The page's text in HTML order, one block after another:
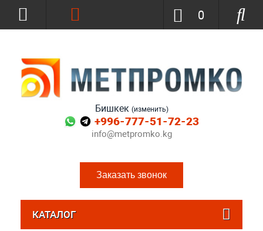
Бишкек (изменить)
+996-777-51-72-23
info@metpromko.kg
Заказать звонок
0
КАТАЛОГ